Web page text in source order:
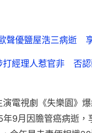
歐聲優鹽屋浩三病逝
打經理人惹官非 否
演電視劇《失樂園》
年9月因膽管癌病逝